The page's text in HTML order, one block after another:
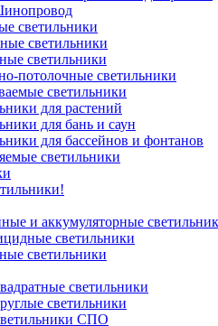
светильники
светильники
светильники
потолочные светильники
светильники
для растений
для бань и саун
для бассейнов и фонтанов
светильники
и аккумуляторные
светильники
светильники
светильники
светильники
СПО